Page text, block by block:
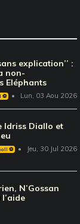
explication’’ :
non-
Eléphants
⚽️ Lun, 03 Aou 2026
Idriss Diallo et
⚽️ Jeu, 30 Jul 2026
N’Gossan